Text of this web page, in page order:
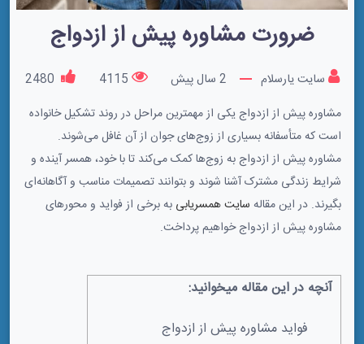
ضرورت مشاوره پیش از ازدواج
سایت یارسلام 4115
مشاوره پیش از ازدواج یکی از مهمترین مراحل در روند تشکیل خانواده
است که متأسفانه بسیاری از زوج‌های جوان از آن غافل می‌شوند.
مشاوره پیش از ازدواج به زوج‌ها کمک می‌کند تا با خود، همسر آینده و
شرایط زندگی مشترک آشنا شوند و بتوانند تصمیمات مناسب و آگاهانه‌ای
بگیرند. در این مقاله سایت همسریابی به برخی از فواید و محورهای
مشاوره پیش از ازدواج خواهیم پرداخت.
آنچه در این مقاله میخوانید:
فواید مشاوره پیش از ازدواج